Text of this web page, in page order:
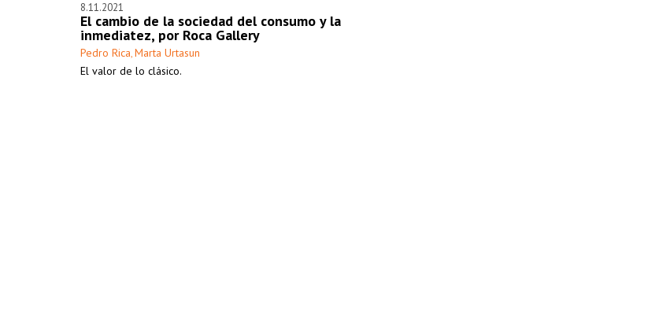
8.11.2021
El cambio de la sociedad del consumo y la
inmediatez, por Roca Gallery
Pedro Rica, Marta Urtasun
El valor de lo clásico.